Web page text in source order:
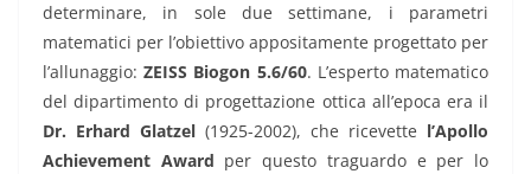
determinare, in sole due settimane, i parametri
matematici per l’obiettivo appositamente progettato per
l’allunaggio:ZEISS Biogon 5.6/60. L’esperto matematico
del dipartimento di progettazione ottica all’epoca era il
Dr. Erhard Glatzel (1925-2002), che ricevette l’Apollo
Achievement Award per questo traguardo e per lo